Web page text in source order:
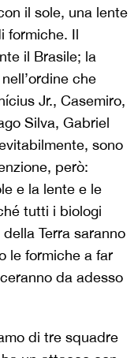
il sole, una lente
formiche. Il
il Brasile; la
che
Jr., Casemiro,
Silva, Gabriel
sono
però:
e la lente e le
tutti i biologi
Terra saranno
le formiche a far
da adesso
di tre squadre